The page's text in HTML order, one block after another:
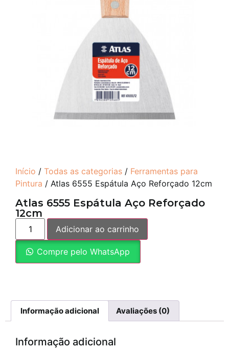
Início / Todas as categorias / Ferramentas para
Pintura / Atlas 6555 Espátula Aço Reforçado 12cm
Atlas 6555 Espátula Aço Reforçado
12cm
Adicionar ao carrinho
Compre pelo WhatsApp
Informação adicional Avaliações (0)
Informação adicional